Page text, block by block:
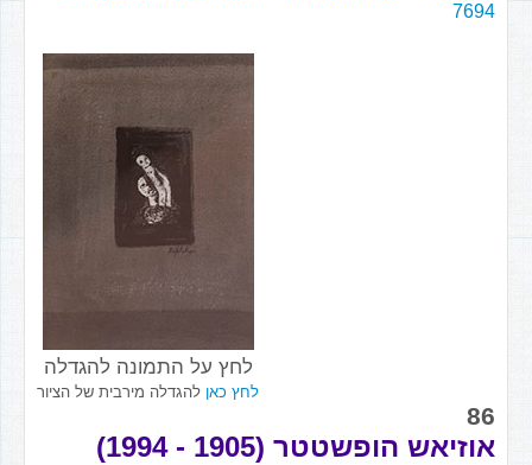
7694
לחץ על התמונה להגדלה
לחץ כאן להגדלה מירבית של הציור
86
אוזיאש הופשטטר (1905 - 1994)